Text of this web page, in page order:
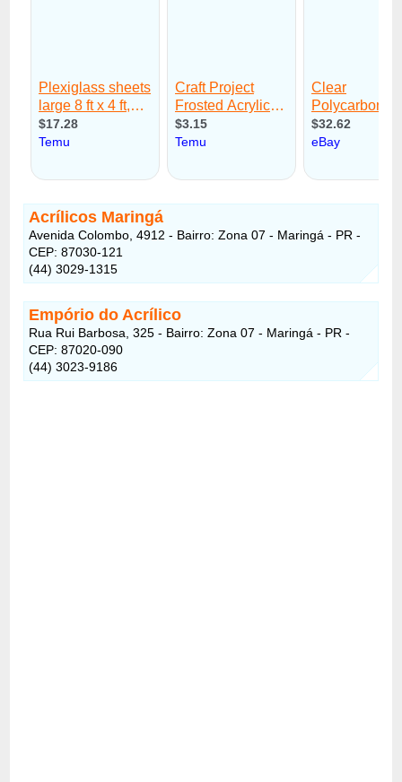
Acrílicos Maringá
Avenida Colombo, 4912 - Bairro: Zona 07 - Maringá - PR -
CEP: 87030-121
(44) 3029-1315
Empório do Acrílico
Rua Rui Barbosa, 325 - Bairro: Zona 07 - Maringá - PR -
CEP: 87020-090
(44) 3023-9186